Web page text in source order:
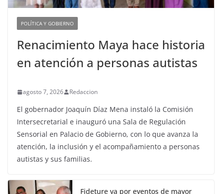
POLÍTICA Y GOBIERNO
Renacimiento Maya hace historia
en atención a personas autistas
agosto 7, 2026 Redaccion
El gobernador Joaquín Díaz Mena instaló la Comisión
Intersecretarial e inauguró una Sala de Regulación
Sensorial en Palacio de Gobierno, con lo que avanza la
atención, la inclusión y el acompañamiento a personas
autistas y sus familias.
Fideture va por eventos de mayor